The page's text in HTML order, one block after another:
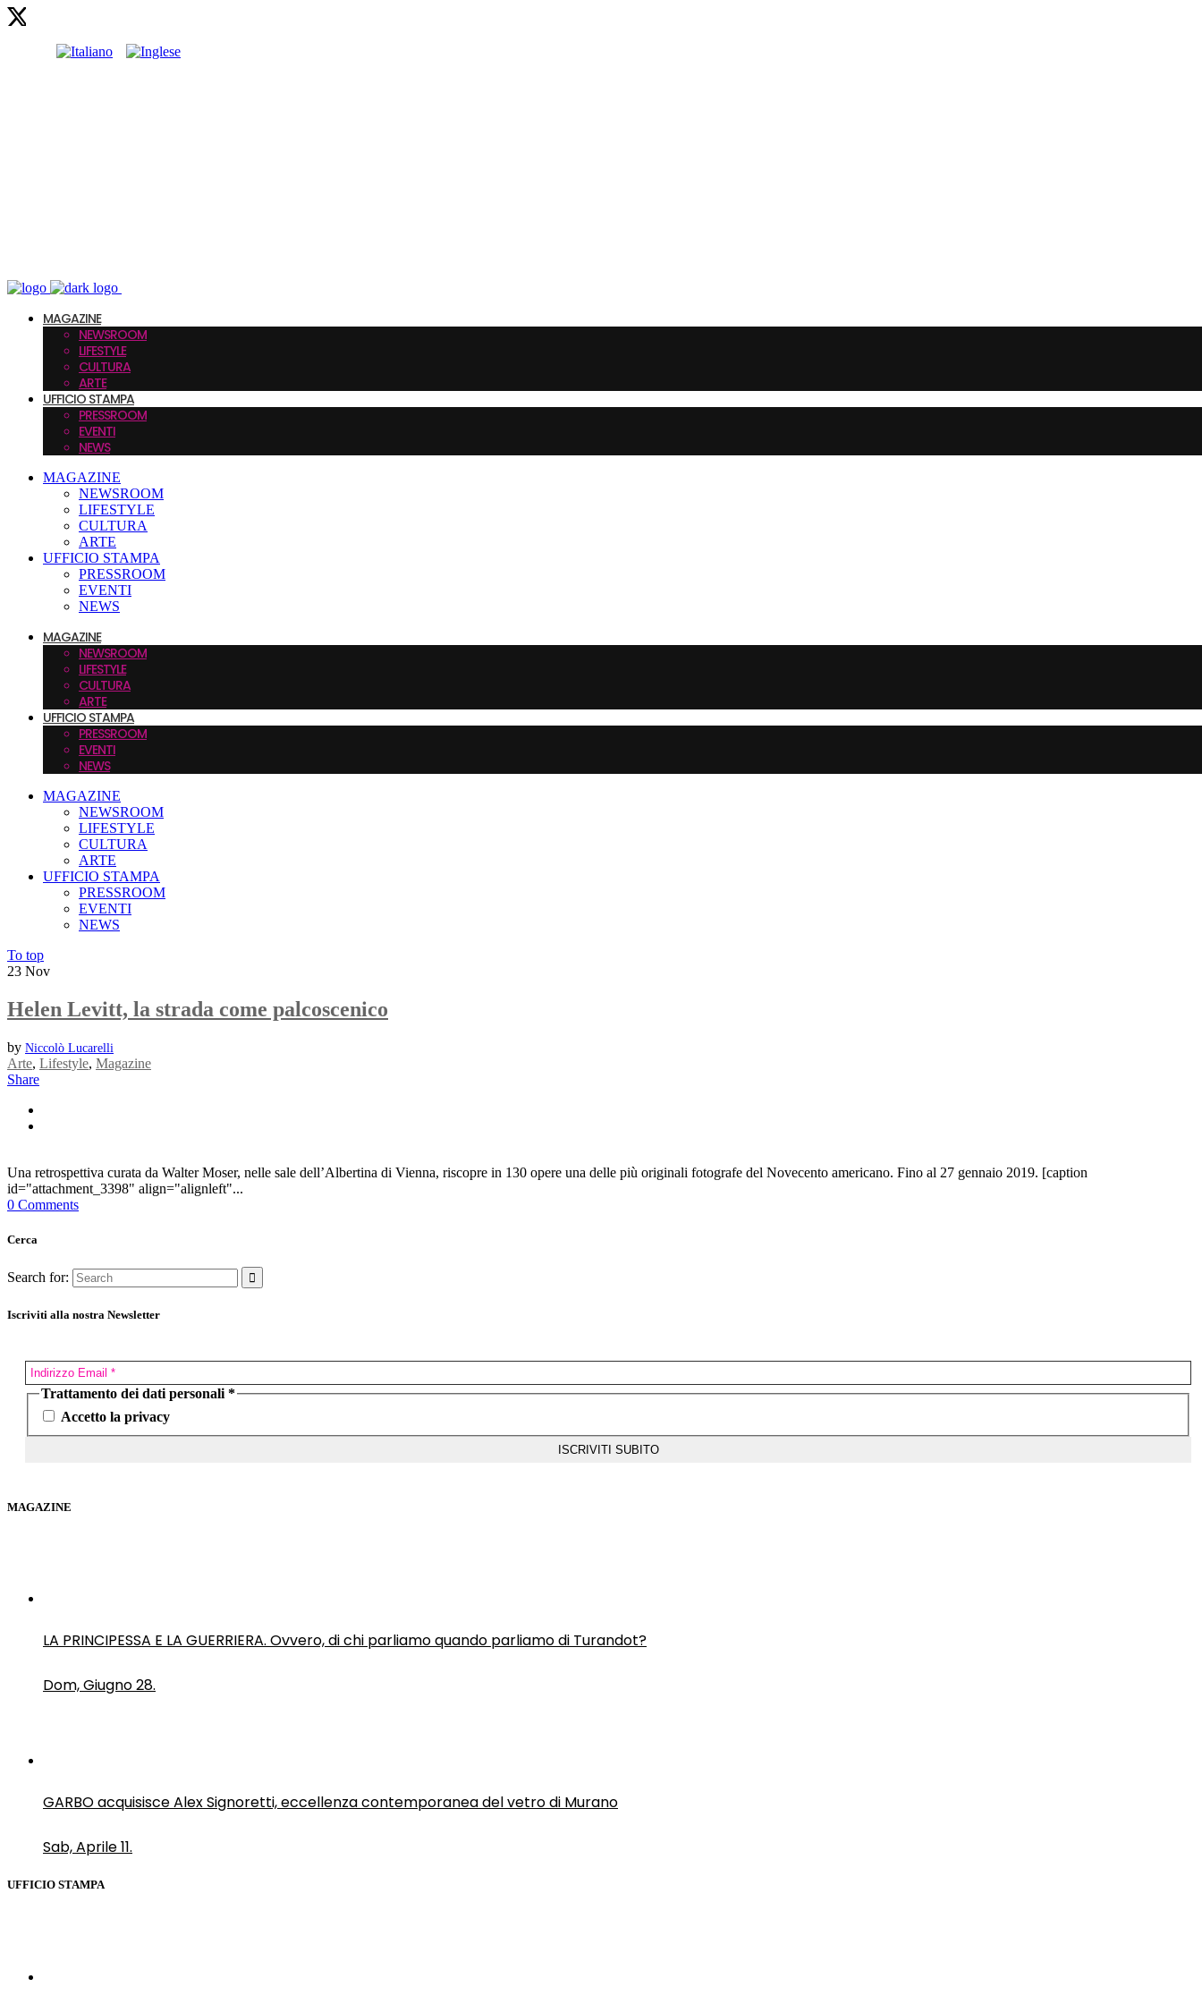
MAGAZINE
NEWSROOM
LIFESTYLE
CULTURA
ARTE
UFFICIO STAMPA
PRESSROOM
EVENTI
NEWS
MAGAZINE
NEWSROOM
LIFESTYLE
CULTURA
ARTE
UFFICIO STAMPA
PRESSROOM
EVENTI
NEWS
MAGAZINE
NEWSROOM
LIFESTYLE
CULTURA
ARTE
UFFICIO STAMPA
PRESSROOM
EVENTI
NEWS
MAGAZINE
NEWSROOM
LIFESTYLE
CULTURA
ARTE
UFFICIO STAMPA
PRESSROOM
EVENTI
NEWS
To top
23 Nov
Helen Levitt, la strada come palcoscenico
by Niccolò Lucarelli
Arte, Lifestyle, Magazine
Share
Una retrospettiva curata da Walter Moser, nelle sale dell’Albertina di Vienna, riscopre in 130 opere una delle più originali fotografe del Novecento americano. Fino al 27 gennaio 2019. [caption
id="attachment_3398" align="alignleft"...
0 Comments
Cerca
Search for:
Iscriviti alla nostra Newsletter
Trattamento dei dati personali *
Accetto la privacy
MAGAZINE
LA PRINCIPESSA E LA GUERRIERA. Ovvero, di chi parliamo quando parliamo di Turandot?
Dom, Giugno 28.
GARBO acquisisce Alex Signoretti, eccellenza contemporanea del vetro di Murano
Sab, Aprile 11.
UFFICIO STAMPA